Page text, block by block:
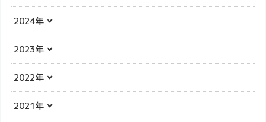
2024年
2023年
2022年
2021年